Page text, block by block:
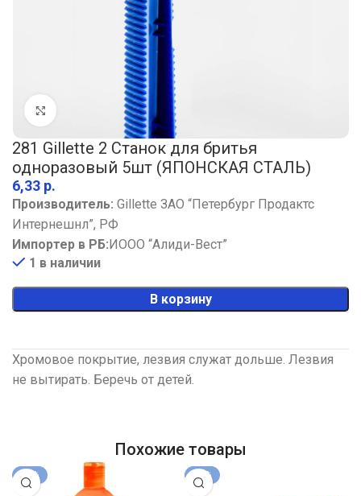
281 Gillette 2 Станок для бритья
одноразовый 5шт (ЯПОНСКАЯ СТАЛЬ)
р.
Производитель: Gillette ЗАО “Петербург Продактс
Интернешнл”, РФ
Импортер в РБ: ИООО “Алиди-Вест”
1 в наличии
В корзину
Хромовое покрытие, лезвия служат дольше. Лезвия
не вытирать. Беречь от детей.
Похожие товары
-17% -10%